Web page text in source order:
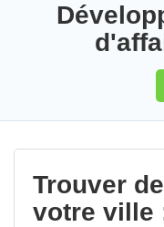
Trouver
votre ville